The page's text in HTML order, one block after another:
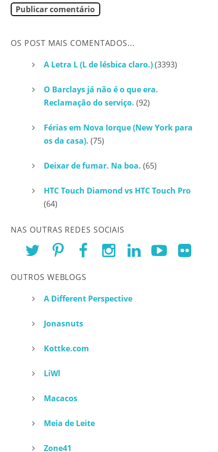
OS POST MAIS COMENTADOS...
A Letra L (L de lésbica claro.)(3393)
O Barclays já não é o que era.
Reclamação do serviço. (92)
Férias em Nova Iorque (New York para
os da casa). (75)
Deixar de fumar. Na boa. (65)
HTC Touch Diamond vs HTC Touch Pro
(64)
NAS OUTRAS REDES SOCIAIS
OUTROS WEBLOGS
A Different Perspective
Jonasnuts
Kottke.com
LiWl
Macacos
Meia de Leite
Zone41